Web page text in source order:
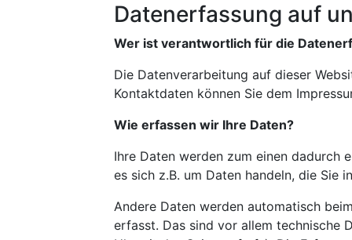
Datenerfassung auf
Wer ist verantwortlich für die
Die Datenverarbeitung auf dieser
Kontaktdaten können Sie dem
Wie erfassen wir Ihre Daten?
Ihre Daten werden zum einen dadurch
es sich z.B. um Daten handeln, die Sie
Andere Daten werden automatisch
erfasst. Das sind vor allem technische